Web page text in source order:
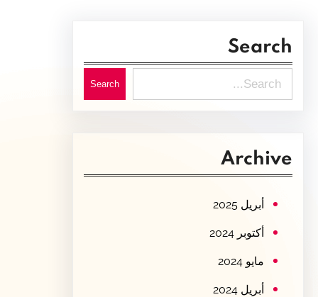
Search
e
c
Search
Archive
أبريل 2025
أكتوبر 2024
مايو 2024
أبريل 2024